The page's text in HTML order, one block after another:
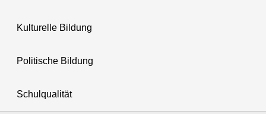
Kulturelle Bildung
Politische Bildung
Schulqualität